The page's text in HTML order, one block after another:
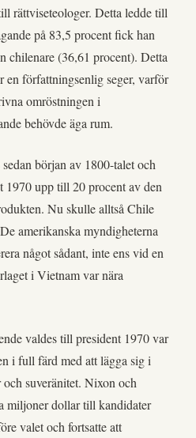
rättviseteologer. Detta ledde till
på 83,5 procent fick han
chilenare (36,61 procent). Detta
författningsenlig seger, varför
omröstningen i
behövde äga rum.
början av 1800-talet och
upp till 20 procent av den
Nu skulle alltså Chile
amerikanska myndigheterna
något sådant, inte ens vid en
i Vietnam var nära
valdes till president 1970 var
i full färd med att lägga sig i
suveränitet. Nixon och
miljoner dollar till kandidater
valet och fortsatte att